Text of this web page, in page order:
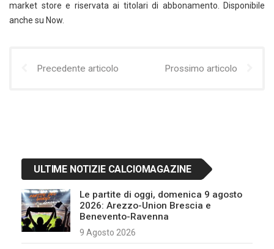
market store e riservata ai titolari di abbonamento. Disponibile
anche su Now.
Precedente articolo Prossimo articolo
ULTIME NOTIZIE CALCIOMAGAZINE
Le partite di oggi, domenica 9 agosto
2026: Arezzo-Union Brescia e
Benevento-Ravenna
9 Agosto 2026